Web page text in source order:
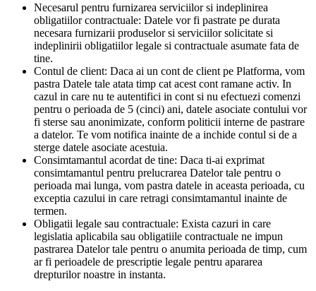
Necesarul pentru furnizarea serviciilor si indeplinirea
obligatiilor contractuale: Datele vor fi pastrate pe durata
necesara furnizarii produselor si serviciilor solicitate si
indeplinirii obligatiilor legale si contractuale asumate fata de
tine.
Contul de client: Daca ai un cont de client pe Platforma, vom
pastra Datele tale atata timp cat acest cont ramane activ. In
cazul in care nu te autentifici in cont si nu efectuezi comenzi
pentru o perioada de 5 (cinci) ani, datele asociate contului vor
fi sterse sau anonimizate, conform politicii interne de pastrare
a datelor. Te vom notifica inainte de a inchide contul si de a
sterge datele asociate acestuia.
Consimtamantul acordat de tine: Daca ti-ai exprimat
consimtamantul pentru prelucrarea Datelor tale pentru o
perioada mai lunga, vom pastra datele in aceasta perioada, cu
exceptia cazului in care retragi consimtamantul inainte de
termen.
Obligatii legale sau contractuale: Exista cazuri in care
legislatia aplicabila sau obligatiile contractuale ne impun
pastrarea Datelor tale pentru o anumita perioada de timp, cum
ar fi perioadele de prescriptie legale pentru apararea
drepturilor noastre in instanta.